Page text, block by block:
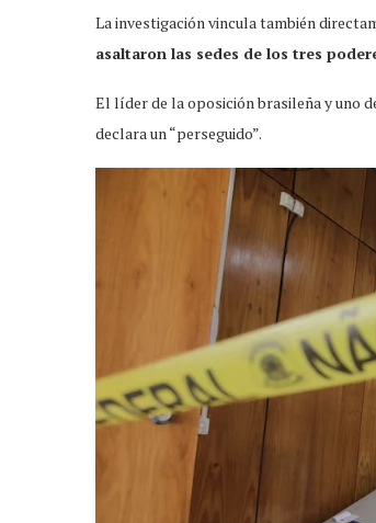
La investigación vincula también
asaltaron las sedes de los tres
El líder de la oposición brasileña y uno
declara un “perseguido”.